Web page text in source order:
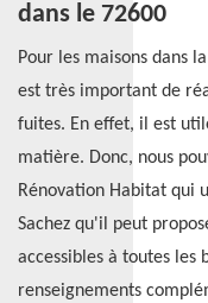
dans le 72600
Pour les maisons dans
est très important de
fuites. En effet, il est
matière. Donc, nous
Rénovation Habitat qui
Sachez qu'il peut
accessibles à toutes les
renseignements